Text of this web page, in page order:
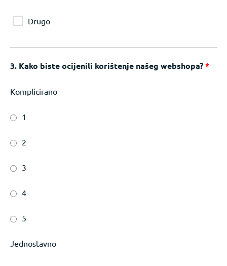
Drugo
3. Kako biste ocijenili korištenje našeg webshopa?*
Komplicirano
1
2
3
4
5
Jednostavno